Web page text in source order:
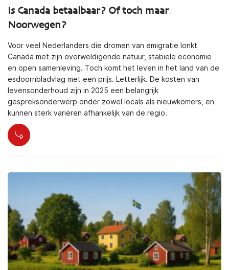
Is Canada betaalbaar? Of toch maar
Noorwegen?
Voor veel Nederlanders die dromen van emigratie lonkt
Canada met zijn overweldigende natuur, stabiele economie
en open samenleving. Toch komt het leven in het land van de
esdoornbladvlag met een prijs. Letterlijk. De kosten van
levensonderhoud zijn in 2025 een belangrijk
gespreksonderwerp onder zowel locals als nieuwkomers, en
kunnen sterk variëren afhankelijk van de regio.